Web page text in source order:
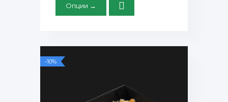
Опции →
-10%